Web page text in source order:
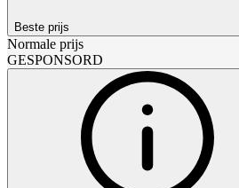
Beste prijs
Normale prijs
GESPONSORD